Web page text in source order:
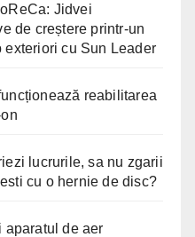
Jidvei
de creștere printr-un
exteriori cu Sun Leader
reabilitarea
lucrurile, sa nu zgarii
cu o hernie de disc?
aparatul de aer